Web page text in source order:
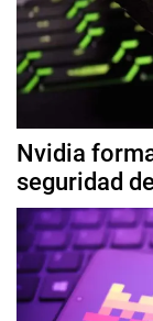
Nvidia
seguridad